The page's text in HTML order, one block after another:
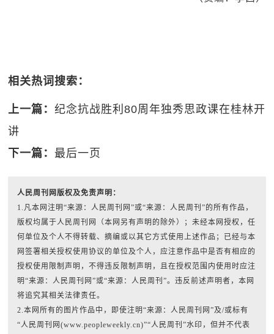
相关热词搜索：
上一篇：纪念抗战胜利80周年独秀思政课在桂林开
讲
下一篇：最后一页
人民周刊网版权及免责声明：
1.凡本网注明“来源：人民周刊网”或“来源：人民周刊”的所有作品，
版权均属于人民周刊网（本网另有声明的除外）；未经本网授权，任
何单位及个人不得转载、摘编或以其它方式使用上述作品；已经与本
网签署相关授权使用协议的单位及个人，应注意作品中是否有相应的
授权使用限制声明，不得违反限制声明，且在授权范围内使用时应注
明“来源：人民周刊网”或“来源：人民周刊”。违反前述声明者，本网
将追究其相关法律责任。
2.本网所有的图片作品中，即使注明“来源：人民周刊网”及/或标有
“人民周刊网(www.peopleweekly.cn)”“人民周刊”水印，但并不代表